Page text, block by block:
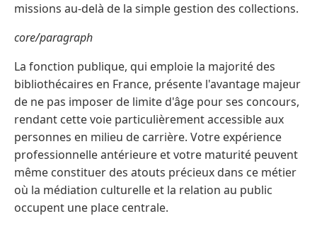
missions au-delà de la simple gestion des collections.
core/paragraph
La fonction publique, qui emploie la majorité des
bibliothécaires en France, présente l'avantage majeur
de ne pas imposer de limite d'âge pour ses concours,
rendant cette voie particulièrement accessible aux
personnes en milieu de carrière. Votre expérience
professionnelle antérieure et votre maturité peuvent
même constituer des atouts précieux dans ce métier
où la médiation culturelle et la relation au public
occupent une place centrale.